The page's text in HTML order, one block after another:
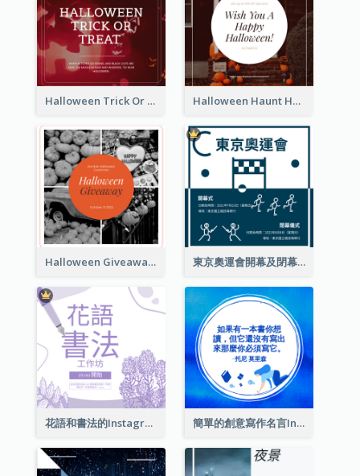
Halloween Trick Or Treat Instagram Post Halloween Haunt House Instagram Post
Halloween Giveaway Instagram Post 東京奧運會開幕及閉幕式Instagram帖子
花語和書法的Instagram帖子 簡單的創意寫作名言Instagram帖子